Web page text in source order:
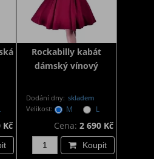
Kč
Rockabilly kabát
dámský vínový
Dodání dny: skladem
Velikost:
M L
Cena:2 690 Kč
Koupit